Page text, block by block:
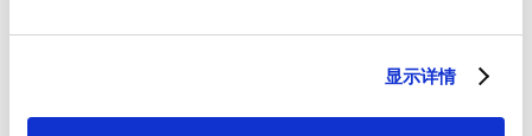
显示详情
硕特可从您提供的联系信息，与您沟通联系。您可从订阅了我们
法律的规定，您可以撤回此前向我们提供的任何同意和取消订阅
处理和隐私保护措施，或者取消订阅，请查看我们的隐私政策。*